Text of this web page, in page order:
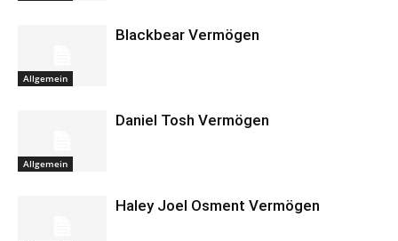
Allgemein
Blackbear Vermögen
Allgemein
Daniel Tosh Vermögen
Haley Joel Osment Vermögen